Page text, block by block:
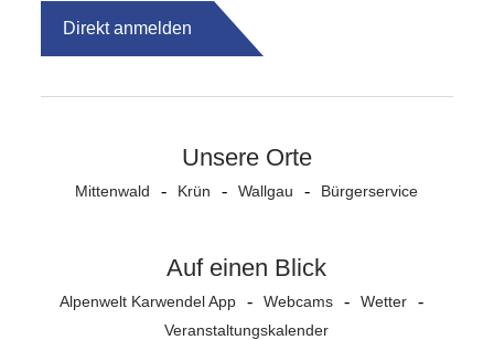
Direkt anmelden
Unsere Orte
Mittenwald Krün Wallgau Bürgerservice
Auf einen Blick
Alpenwelt Karwendel App Webcams
Wetter
Veranstaltungs­kalender